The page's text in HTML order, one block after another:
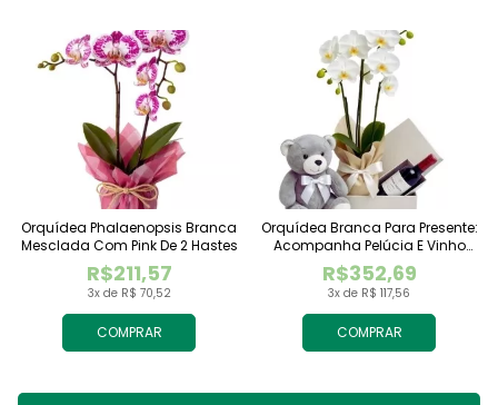
COMPRAR
3x de R$ 70,52
R$211,57
Orquídea Phalaenopsis Branca
Mesclada Com Pink De 2 Hastes
COMPRAR
3x de R$ 117,56
R$352,69
Orquídea Branca Para Presente:
Acompanha Pelúcia E Vinho
Tinto Importado